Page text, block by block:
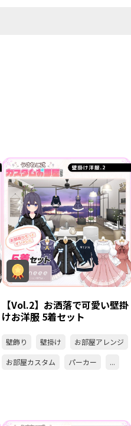
【Vol.2】お洒落で可愛い壁掛
けお洋服 5着セット
壁飾り 壁掛け
お部屋アレンジ
お部屋カスタム
パーカー ...